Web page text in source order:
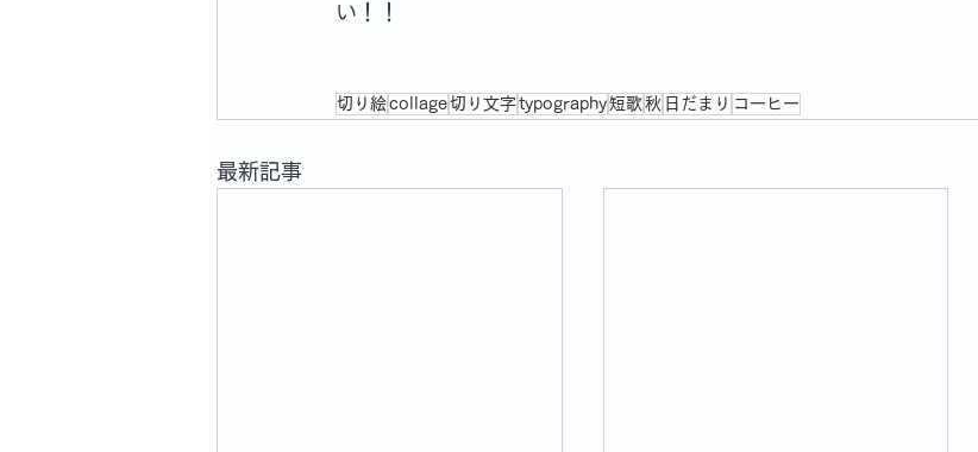
い！！
切り絵collage切り文字typography短歌 秋 日だまり コーヒー
最新記事